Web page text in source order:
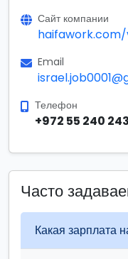
Сайт компании
Email
Телефон
+972 55 240
Часто
Какая зарплата